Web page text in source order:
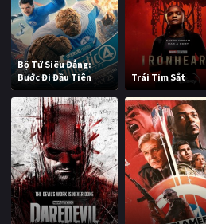
Bộ Tứ Siêu Đẳng:
Bước Đi Đầu Tiên
Trái Tim Sắt